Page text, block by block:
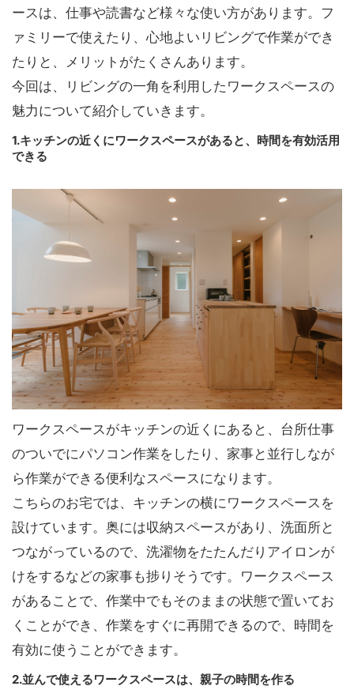
ースは、仕事や読書など様々な使い方があります。フ
ァミリーで使えたり、心地よいリビングで作業ができ
たりと、メリットがたくさんあります。
今回は、リビングの一角を利用したワークスペースの
魅力について紹介していきます。
1.キッチンの近くにワークスペースがあると、時間を有効活用
できる
ワークスペースがキッチンの近くにあると、台所仕事
のついでにパソコン作業をしたり、家事と並行しなが
ら作業ができる便利なスペースになります。
こちらのお宅では、キッチンの横にワークスペースを
設けています。奥には収納スペースがあり、洗面所と
つながっているので、洗濯物をたたんだりアイロンが
けをするなどの家事も捗りそうです。ワークスペース
があることで、作業中でもそのままの状態で置いてお
くことができ、作業をすぐに再開できるので、時間を
有効に使うことができます。
2.並んで使えるワークスペースは、親子の時間を作る